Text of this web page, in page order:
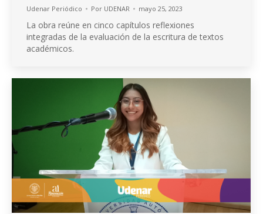
Udenar Periódico Por UDENAR mayo 25, 2023
La obra reúne en cinco capítulos reflexiones
integradas de la evaluación de la escritura de textos
académicos.